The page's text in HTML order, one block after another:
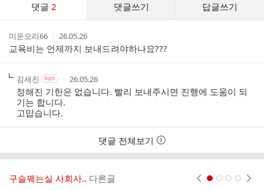
댓글 2 댓글쓰기 답글쓰기
스
작
성
자
미운오리66
작
성
시
간
26.05.26
교육비는 언제까지 보내드려야하나요???
작
성
자
김세진 작
성
자
본
인
여
작
성
자
작
성
시
26.05.26
정해진 기한은 없습니다. 빨리 보내주시면 진행에 도움이 되
기는 합니다.
고맙습니다.
댓글 전체보기
구슬꿰는실 사회사.. 다른글